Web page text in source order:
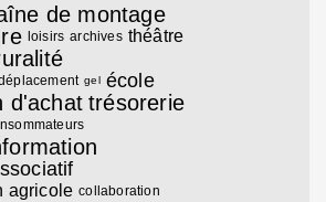
de montage
loisirs archives théâtre
gel école
d'achat trésorerie
agricole collaboration